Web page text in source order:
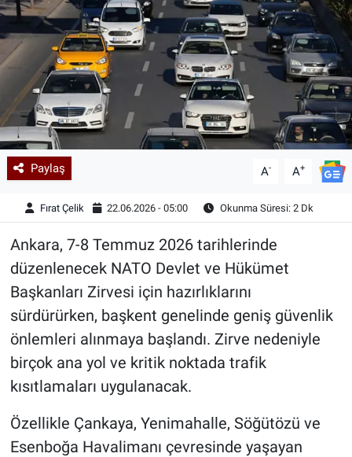
Paylaş A- A+
Fırat Çelik 22.06.2026 - 05:00 Okunma Süresi: 2 Dk
Ankara, 7-8 Temmuz 2026 tarihlerinde
düzenlenecek NATO Devlet ve Hükümet
Başkanları Zirvesi için hazırlıklarını
sürdürürken, başkent genelinde geniş güvenlik
önlemleri alınmaya başlandı. Zirve nedeniyle
birçok ana yol ve kritik noktada trafik
kısıtlamaları uygulanacak.
Özellikle Çankaya, Yenimahalle, Söğütözü ve
Esenboğa Havalimanı çevresinde yaşayan
Astroloji-Rüya